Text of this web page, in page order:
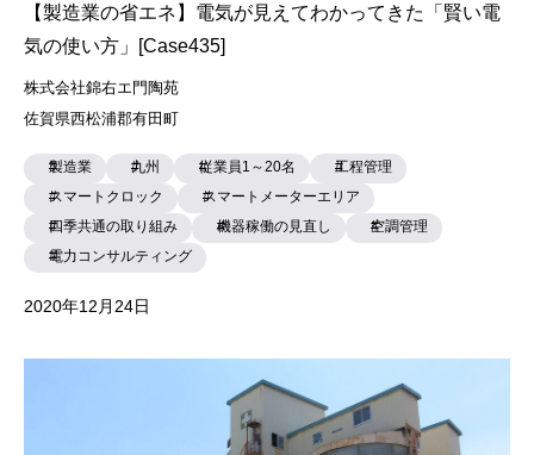
【製造業の省エネ】電気が見えてわかってきた「賢い電
気の使い方」[Case435]
株式会社錦右エ門陶苑
佐賀県西松浦郡有田町
製造業 九州 従業員1～20名
工程管理
スマートクロック
スマートメーターエリア
四季共通の取り組み
機器稼働の見直し
空調管理
電力コンサルティング
2020年12月24日